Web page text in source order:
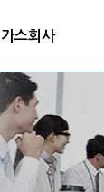
스회사